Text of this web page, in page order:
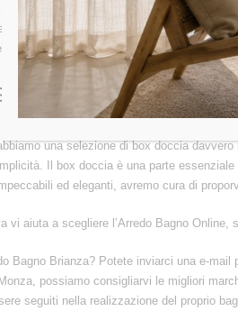
cui vi parleremo è Arbi che offre
offerti.Dobbiamo prestare attenzione all’
mobili che risultano lucidi, comodi e di
di
una selezione di box doccia
Il box doccia è una parte
ed eleganti, avremo cura di
vi aiuta a scegliere l’Arredo Bagno
Bagno Brianza? Potete inviarci una e-
Monza, possiamo consigliarvi le migliori
seguiti nella realizzazione del proprio